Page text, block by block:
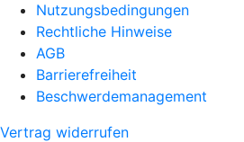
Nutzungsbedingungen
Rechtliche Hinweise
AGB
Barrierefreiheit
Beschwerdemanagement
Vertrag widerrufen